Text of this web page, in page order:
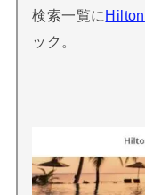
検索一覧にHilton
ック。